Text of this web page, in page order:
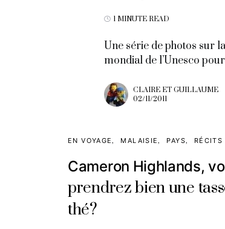
1 MINUTE READ
Une série de photos sur
mondial de l’Unesco
CLAIRE ET GUILLAUME
02/11/2011
EN VOYAGE MALAISIE PAYS RÉCITS
Cameron Highlands,
prendrez bien une
thé?